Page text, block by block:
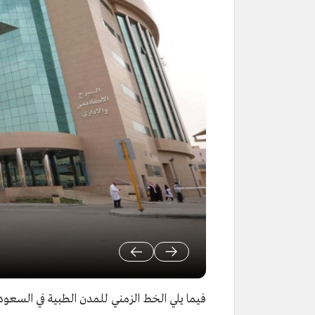
فيما يلي الخط الزمني للمدن الطبية في